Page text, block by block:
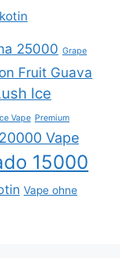
25000 Grape
Fruit Guava
Ice
Vape Premium
Vape
15000
Vape ohne